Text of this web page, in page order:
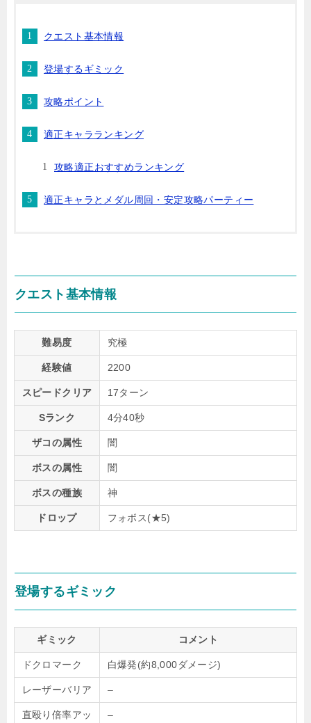
クエスト基本情報
登場するギミック
攻略ポイント
適正キャラランキング
攻略適正おすすめランキング
適正キャラとメダル周回・安定攻略パーティー
クエスト基本情報
難易度 究極
経験値 2200
スピードクリア 17ターン
Sランク 4分40秒
ザコの属性 闇
ボスの属性 闇
ボスの種族 神
ドロップ フォボス(★5)
登場するギミック
ギミック コメント
ドクロマーク 白爆発(約8,000ダメージ)
レーザーバリア –
直殴り倍率アッ
–